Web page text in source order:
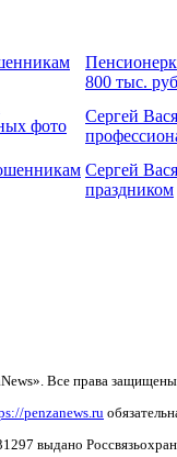
800 тыс.
фото
Сергей
Сергей
праздником
Все права
penzanews.ru
выдано